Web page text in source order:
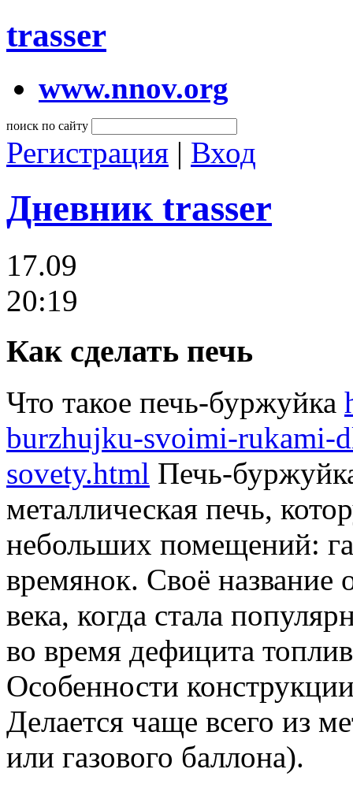
trasser
www.nnov.org
поиск по сайту
Регистрация | Вход
Дневник trasser
17.09
20:19
Как сделать печь
Что такое печь-буржуйка
burzhujku-svoimi-rukami-
sovety.html Печь-
металлическая печь,
небольших помещений:
времянок. Своё название
века, когда стала
во время дефицита
Особенности
Делается чаще всего из
или газового баллона).